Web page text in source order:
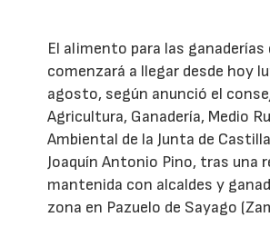
El alimento para las ganaderías
comenzará a llegar desde hoy
agosto, según anunció el
Agricultura, Ganadería, Medio
Ambiental de la Junta de
Joaquín Antonio Pino, tras una
mantenida con alcaldes y
zona en Pazuelo de Sayago